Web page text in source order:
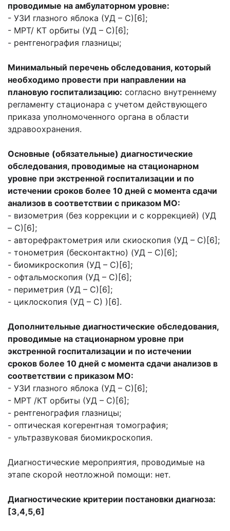
проводимые на амбулаторном уровне:
- УЗИ глазного яблока (УД – С)[6];
- МРТ/ КТ орбиты (УД – С)[6];
- рентгенография глазницы;
Минимальный перечень обследования, который
необходимо провести при направлении на
плановую госпитализацию: согласно внутреннему
регламенту стационара с учетом действующего
приказа уполномоченного органа в области
здравоохранения.
Основные (обязательные) диагностические
обследования, проводимые на стационарном
уровне при экстренной госпитализации и по
истечении сроков более 10 дней с момента сдачи
анализов в соответствии с приказом МО:
- визометрия (без коррекции и с коррекцией) (УД
– С)[6];
- авторефрактометрия или скиоскопия (УД – С)[6];
- тонометрия (бесконтактно) (УД – С)[6];
- биомикроскопия (УД – С)[6];
- офтальмоскопия (УД – С)[6];
- периметрия (УД – С)[6];
- циклоскопия (УД – С) )[6].
Дополнительные диагностические обследования,
проводимые на стационарном уровне при
экстренной госпитализации и по истечении
сроков более 10 дней с момента сдачи анализов в
соответствии с приказом МО:
- УЗИ глазного яблока (УД – С)[6];
- МРТ /КТ орбиты (УД – С)[6];
- рентгенография глазницы;
- оптическая когерентная томография;
- ультразвуковая биомикроскопия.
Диагностические мероприятия, проводимые на
этапе скорой неотложной помощи: нет.
Диагностические критерии постановки диагноза:
[3,4,5,6]